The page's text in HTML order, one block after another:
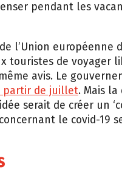
pendant les
l’Union européenne
touristes de voyager
avis. Le
partir de juillet. Mais
serait de créer un
le covid-19